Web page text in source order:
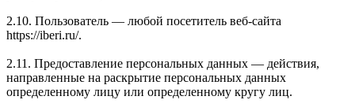
2.10. Пользователь — любой посетитель веб-сайта
https://iberi.ru/.
2.11. Предоставление персональных данных — действия,
направленные на раскрытие персональных данных
определенному лицу или определенному кругу лиц.